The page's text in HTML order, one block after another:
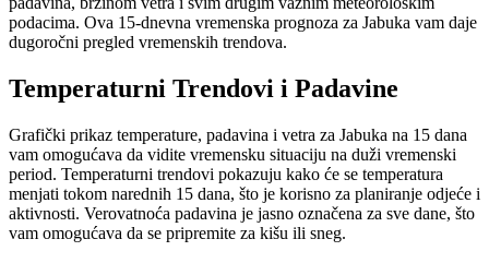
podacima. Ova 15-dnevna vremenska prognoza za Jabuka vam daje
dugoročni pregled vremenskih trendova.
Temperaturni Trendovi i Padavine
Grafički prikaz temperature, padavina i vetra za Jabuka na 15 dana
vam omogućava da vidite vremensku situaciju na duži vremenski
period. Temperaturni trendovi pokazuju kako će se temperatura
menjati tokom narednih 15 dana, što je korisno za planiranje odjeće i
aktivnosti. Verovatnoća padavina je jasno označena za sve dane, što
vam omogućava da se pripremite za kišu ili sneg.